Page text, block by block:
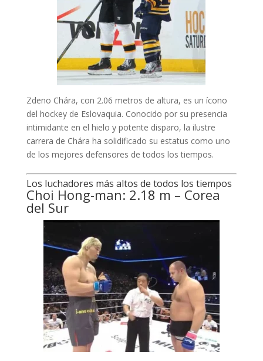
Zdeno Chára, con 2.06 metros de altura, es un ícono
del hockey de Eslovaquia. Conocido por su presencia
intimidante en el hielo y potente disparo, la ilustre
carrera de Chára ha solidificado su estatus como uno
de los mejores defensores de todos los tiempos.
Los luchadores más altos de todos los tiempos
Choi Hong-man: 2.18 m – Corea
del Sur